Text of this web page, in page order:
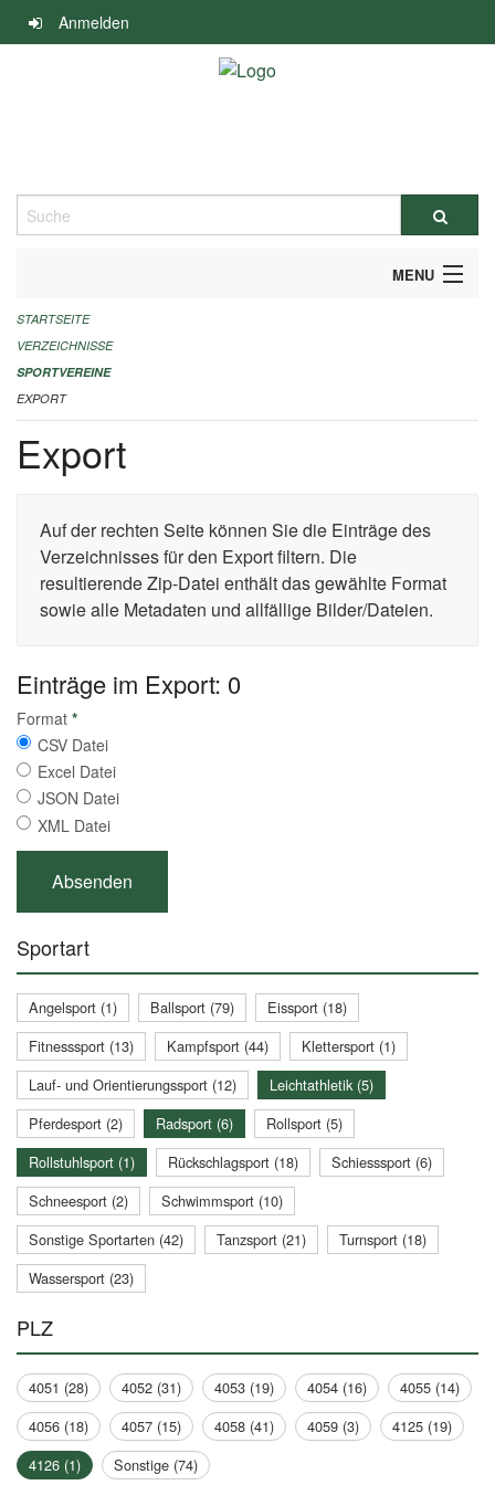
Navigation
überspringen
Anmelden
Suche
MENU
ALLGEMEINE INFORMATIONEN
FINANZIELLE UNTERSTÜTZUNG BENÖTIGT?
KONTAKT
STARTSEITE
VERZEICHNISSE
SPORTVEREINE
EXPORT
Export
Auf der rechten Seite können Sie die Einträge des
Verzeichnisses für den Export filtern. Die
resultierende Zip-Datei enthält das gewählte Format
sowie alle Metadaten und allfällige Bilder/Dateien.
Einträge im Export: 0
Format *
CSV Datei
Excel Datei
JSON Datei
XML Datei
Sportart
Angelsport (1) Ballsport (79)
Eissport (18)
Fitnesssport (13)
Kampfsport (44)
Klettersport (1)
Lauf- und Orientierungssport (12)
Leichtathletik (5)
Pferdesport (2)
Radsport (6)
Rollsport (5)
Rollstuhlsport (1)
Rückschlagsport (18)
Schiesssport (6)
Schneesport (2)
Schwimmsport (10)
Sonstige Sportarten (42)
Tanzsport (21)
Turnsport (18)
Wassersport (23)
PLZ
4051 (28) 4052 (31) 4053 (19) 4054 (16)
4055 (14)
4056 (18)
4057 (15) 4058 (41) 4059 (3)
4125 (19)
4126 (1)
Sonstige (74)